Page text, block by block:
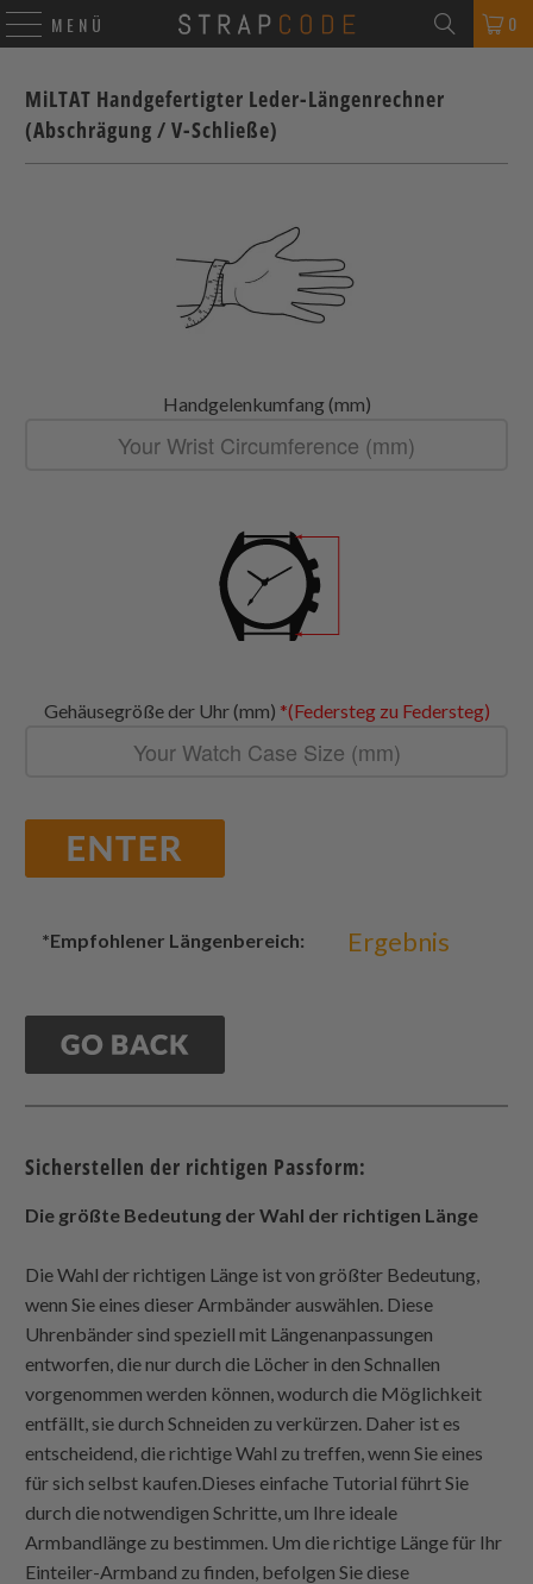
MENÜ 0
MiLTAT Handgefertigter Leder-Längenrechner
(Abschrägung / V-Schließe)
Handgelenkumfang (mm)
Gehäusegröße der Uhr (mm) *(Federsteg zu Federsteg)
*Empfohlener Längenbereich: Ergebnis
Sicherstellen der richtigen Passform:
Die größte Bedeutung der Wahl der richtigen Länge
Die Wahl der richtigen Länge ist von größter Bedeutung,
wenn Sie eines dieser Armbänder auswählen. Diese
Uhrenbänder sind speziell mit Längenanpassungen
entworfen, die nur durch die Löcher in den Schnallen
vorgenommen werden können, wodurch die Möglichkeit
entfällt, sie durch Schneiden zu verkürzen. Daher ist es
entscheidend, die richtige Wahl zu treffen, wenn Sie eines
für sich selbst kaufen.Dieses einfache Tutorial führt Sie
durch die notwendigen Schritte, um Ihre ideale
Armbandlänge zu bestimmen. Um die richtige Länge für Ihr
Einteiler-Armband zu finden, befolgen Sie diese